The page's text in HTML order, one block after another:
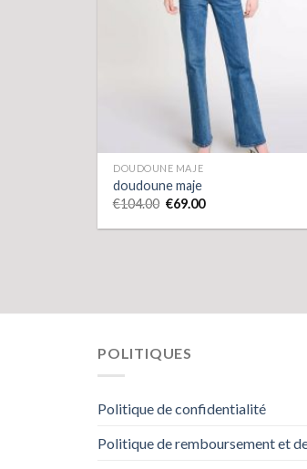
DOUDOUNE MAJE
doudoune maje
€104.00 €69.00
POLITIQUES
Politique de confidentialité
Politique de remboursement et